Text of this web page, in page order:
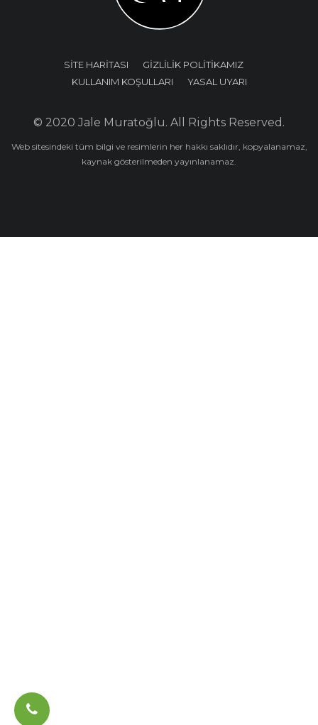
SİTE HARİTASI
GİZLİLİK POLİTİKAMIZ
KULLANIM KOŞULLARI
YASAL UYARI
© 2020 Jale Muratoğlu. All Rights Reserved.
Web sitesindeki tüm bilgi ve resimlerin her hakkı saklıdır, kopyalanamaz,
kaynak gösterilmeden yayınlanamaz.